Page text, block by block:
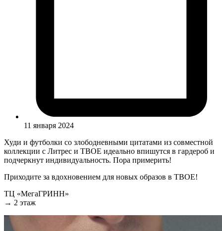
11 января 2024
Худи и футболки со злободневными цитатами из совместной
коллекции с Литрес и ТВОЕ идеально впишутся в гардероб и
подчеркнут индивидуальность. Пора примерить!
Приходите за вдохновением для новых образов в ТВОЕ!
ТЦ «МегаГРИНН»
→ 2 этаж